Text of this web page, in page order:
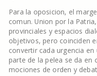
Para la oposicion, el
comun. Union por la
provinciales y espacios
objetivos, pero coinciden
convertir cada urgencia
parte de la pelea se da en
mociones de orden y